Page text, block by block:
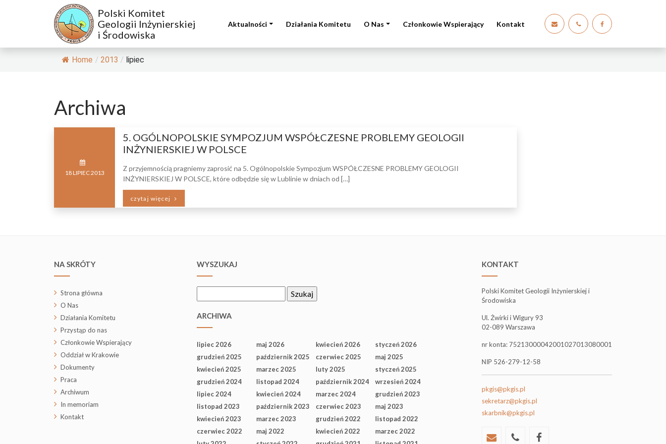
Polski Komitet
Geologii Inżynierskiej
i Środowiska
Aktualności Działania Komitetu O Nas Członkowie Wspierający Kontakt
Home / 2013 / lipiec
Archiwa
18LIPIEC2013
5. OGÓLNOPOLSKIE SYMPOZJUM WSPÓŁCZESNE PROBLEMY GEOLOGII
INŻYNIERSKIEJ W POLSCE
Z przyjemnością pragniemy zaprosić na 5. Ogólnopolskie Sympozjum WSPÓŁCZESNE PROBLEMY GEOLOGII
INŻYNIERSKIEJ W POLSCE, które odbędzie się w Lublinie w dniach od […]
czytaj więcej
NA SKRÓTY
Strona główna
O Nas
Działania Komitetu
Przystąp do nas
Członkowie Wspierający
Oddział w Krakowie
Dokumenty
Praca
Archiwum
In memoriam
Kontakt
WYSZUKAJ
ARCHIWA
lipiec 2026 maj 2026 kwiecień 2026
styczeń 2026
grudzień 2025
październik 2025 czerwiec 2025
maj 2025
kwiecień 2025
marzec 2025 luty 2025
styczeń 2025
grudzień 2024
listopad 2024 październik 2024
wrzesień 2024
lipiec 2024
kwiecień 2024 marzec 2024
grudzień 2023
listopad 2023
październik 2023 czerwiec 2023
maj 2023
kwiecień 2023
marzec 2023 grudzień 2022
listopad 2022
czerwiec 2022
maj 2022 kwiecień 2022
marzec 2022
KONTAKT
Polski Komitet Geologii Inżynierskiej i
Środowiska
Ul. Żwirki i Wigury 93
02-089 Warszawa
nr konta: 75213000042001027013080001
NIP 526-279-12-58
pkgis@pkgis.pl
sekretarz@pkgis.pl
skarbnik@pkgis.pl